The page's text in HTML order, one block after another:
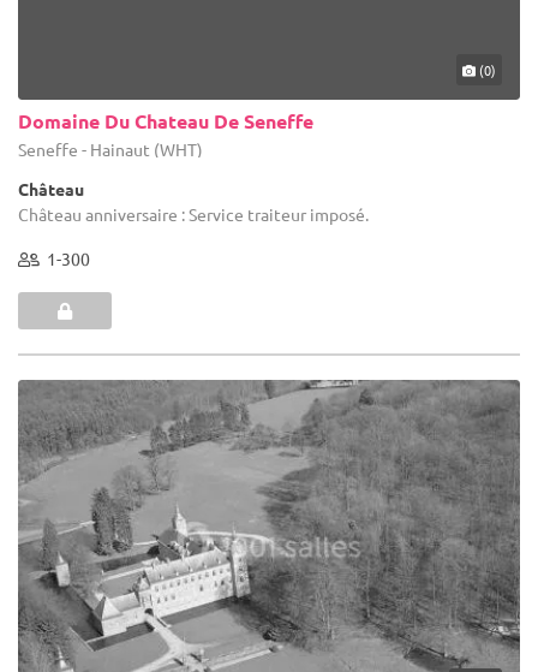
(0)
Domaine Du Chateau De Seneffe
Seneffe - Hainaut (WHT)
Château
Château anniversaire : Service traiteur imposé.
1-300